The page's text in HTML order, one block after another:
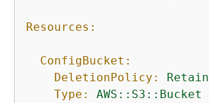
Resources:
ConfigBucket:
DeletionPolicy:
Retain
Type:
AWS::S3::Bucket